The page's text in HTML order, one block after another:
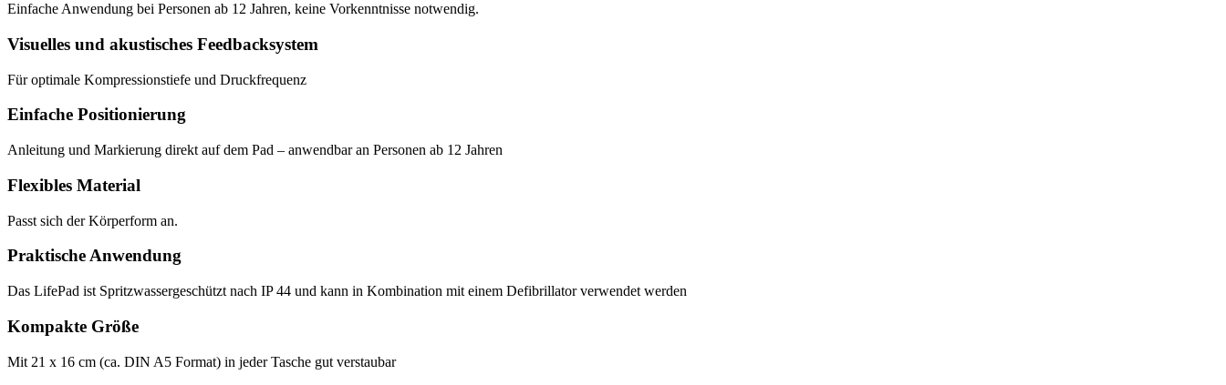
Einfache Anwendung bei Personen ab 12 Jahren, keine Vorkenntnisse notwendig.
Visuelles und akustisches Feedbacksystem
Für optimale Kompressionstiefe und Druckfrequenz
Einfache Positionierung
Anleitung und Markierung direkt auf dem Pad – anwendbar an Personen ab 12 Jahren
Flexibles Material
Passt sich der Körperform an.
Praktische Anwendung
Das LifePad ist Spritzwassergeschützt nach IP 44 und kann in Kombination mit einem Defibrillator verwendet werden
Kompakte Größe
Mit 21 x 16 cm (ca. DIN A5 Format) in jeder Tasche gut verstaubar